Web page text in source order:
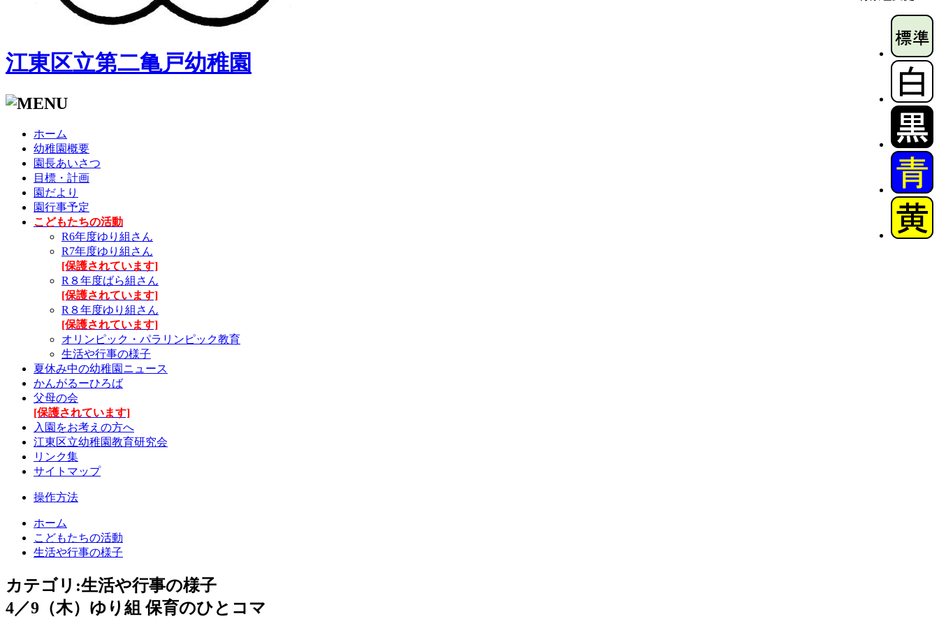
江東区立第二亀戸幼稚園
ホーム
幼稚園概要
園長あいさつ
目標・計画
園だより
園行事予定
こどもたちの活動
R6年度ゆり組さん
R7年度ゆり組さん
[保護されています]
R８年度ばら組さん
[保護されています]
R８年度ゆり組さん
[保護されています]
オリンピック・パラリンピック教育
生活や行事の様子
夏休み中の幼稚園ニュース
かんがるーひろば
父母の会
[保護されています]
入園をお考えの方へ
江東区立幼稚園教育研究会
リンク集
サイトマップ
操作方法
ホーム
こどもたちの活動
生活や行事の様子
カテゴリ:生活や行事の様子
4／9（木）ゆり組 保育のひとコマ